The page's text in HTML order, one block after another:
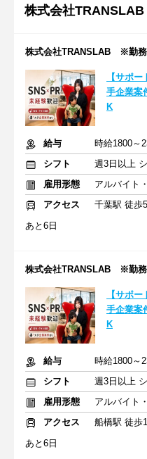
株式会社TRANSLAB
株式会社TRANSLAB ※勤務
【サポ
手企業案
K
給与
時給1800～
シフト
週3日以上
雇用形態
アルバイト
アクセス
千葉駅 徒歩
あと6日
株式会社TRANSLAB ※勤務
【サポ
手企業案
K
給与
時給1800～
シフト
週3日以上
雇用形態
アルバイト
アクセス
船橋駅 徒歩
あと6日